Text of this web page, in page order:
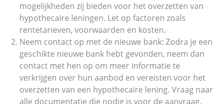
mogelijkheden zij bieden voor het overzetten van
hypothecaire leningen. Let op factoren zoals
rentetarieven, voorwaarden en kosten.
Neem contact op met de nieuwe bank: Zodra je een
geschikte nieuwe bank hebt gevonden, neem dan
contact met hen op om meer informatie te
verkrijgen over hun aanbod en vereisten voor het
overzetten van een hypothecaire lening. Vraag naar
alle documentatie die nodig is voor de aanvraag.